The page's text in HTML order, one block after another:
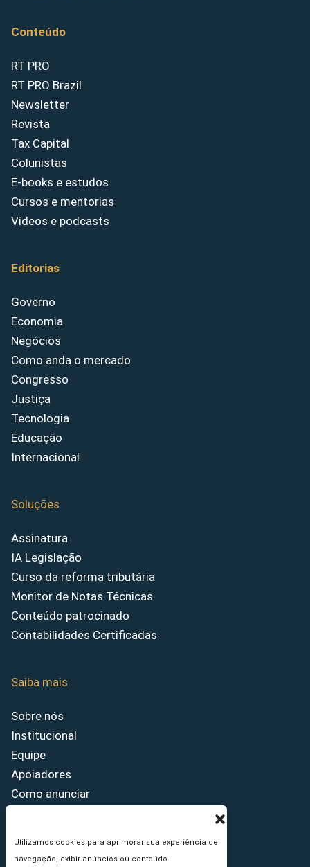
Utilizamos cookies para aprimorar sua experiência de
navegação, exibir anúncios ou conteúdo
Conteúdo
RT PRO
RT PRO Brazil
Newsletter
Revista
Tax Capital
Colunistas
E-books e estudos
Cursos e mentorias
Vídeos e podcasts
Editorias
Governo
Economia
Negócios
Como anda o mercado
Congresso
Justiça
Tecnologia
Educação
Internacional
Soluções
Assinatura
IA Legislação
Curso da reforma tributária
Monitor de Notas Técnicas
Conteúdo patrocinado
Contabilidades Certificadas
Saiba mais
Sobre nós
Institucional
Equipe
Apoiadores
Como anunciar